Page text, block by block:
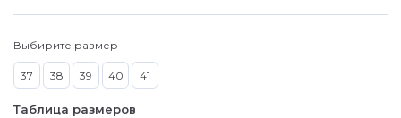
Выбирите размер
37 38 39 40 41
Таблица размеров